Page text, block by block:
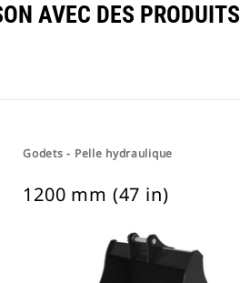
AVEC DES PRODUITS
Godets - Pelle hydraulique
1200 mm (47 in)